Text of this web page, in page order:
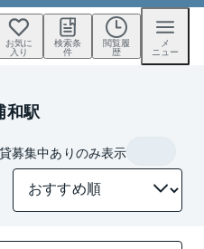
お気に
入り
検索条
件
閲覧履
歴
メ
ニュー
和駅
募集中ありのみ表示